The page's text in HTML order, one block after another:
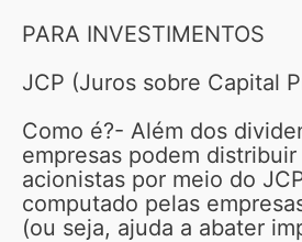
PARA INVESTIMENTOS
JCP (Juros sobre Capital
Como é?- Além dos
empresas podem
acionistas por meio do
computado pelas
(ou seja, ajuda a abater